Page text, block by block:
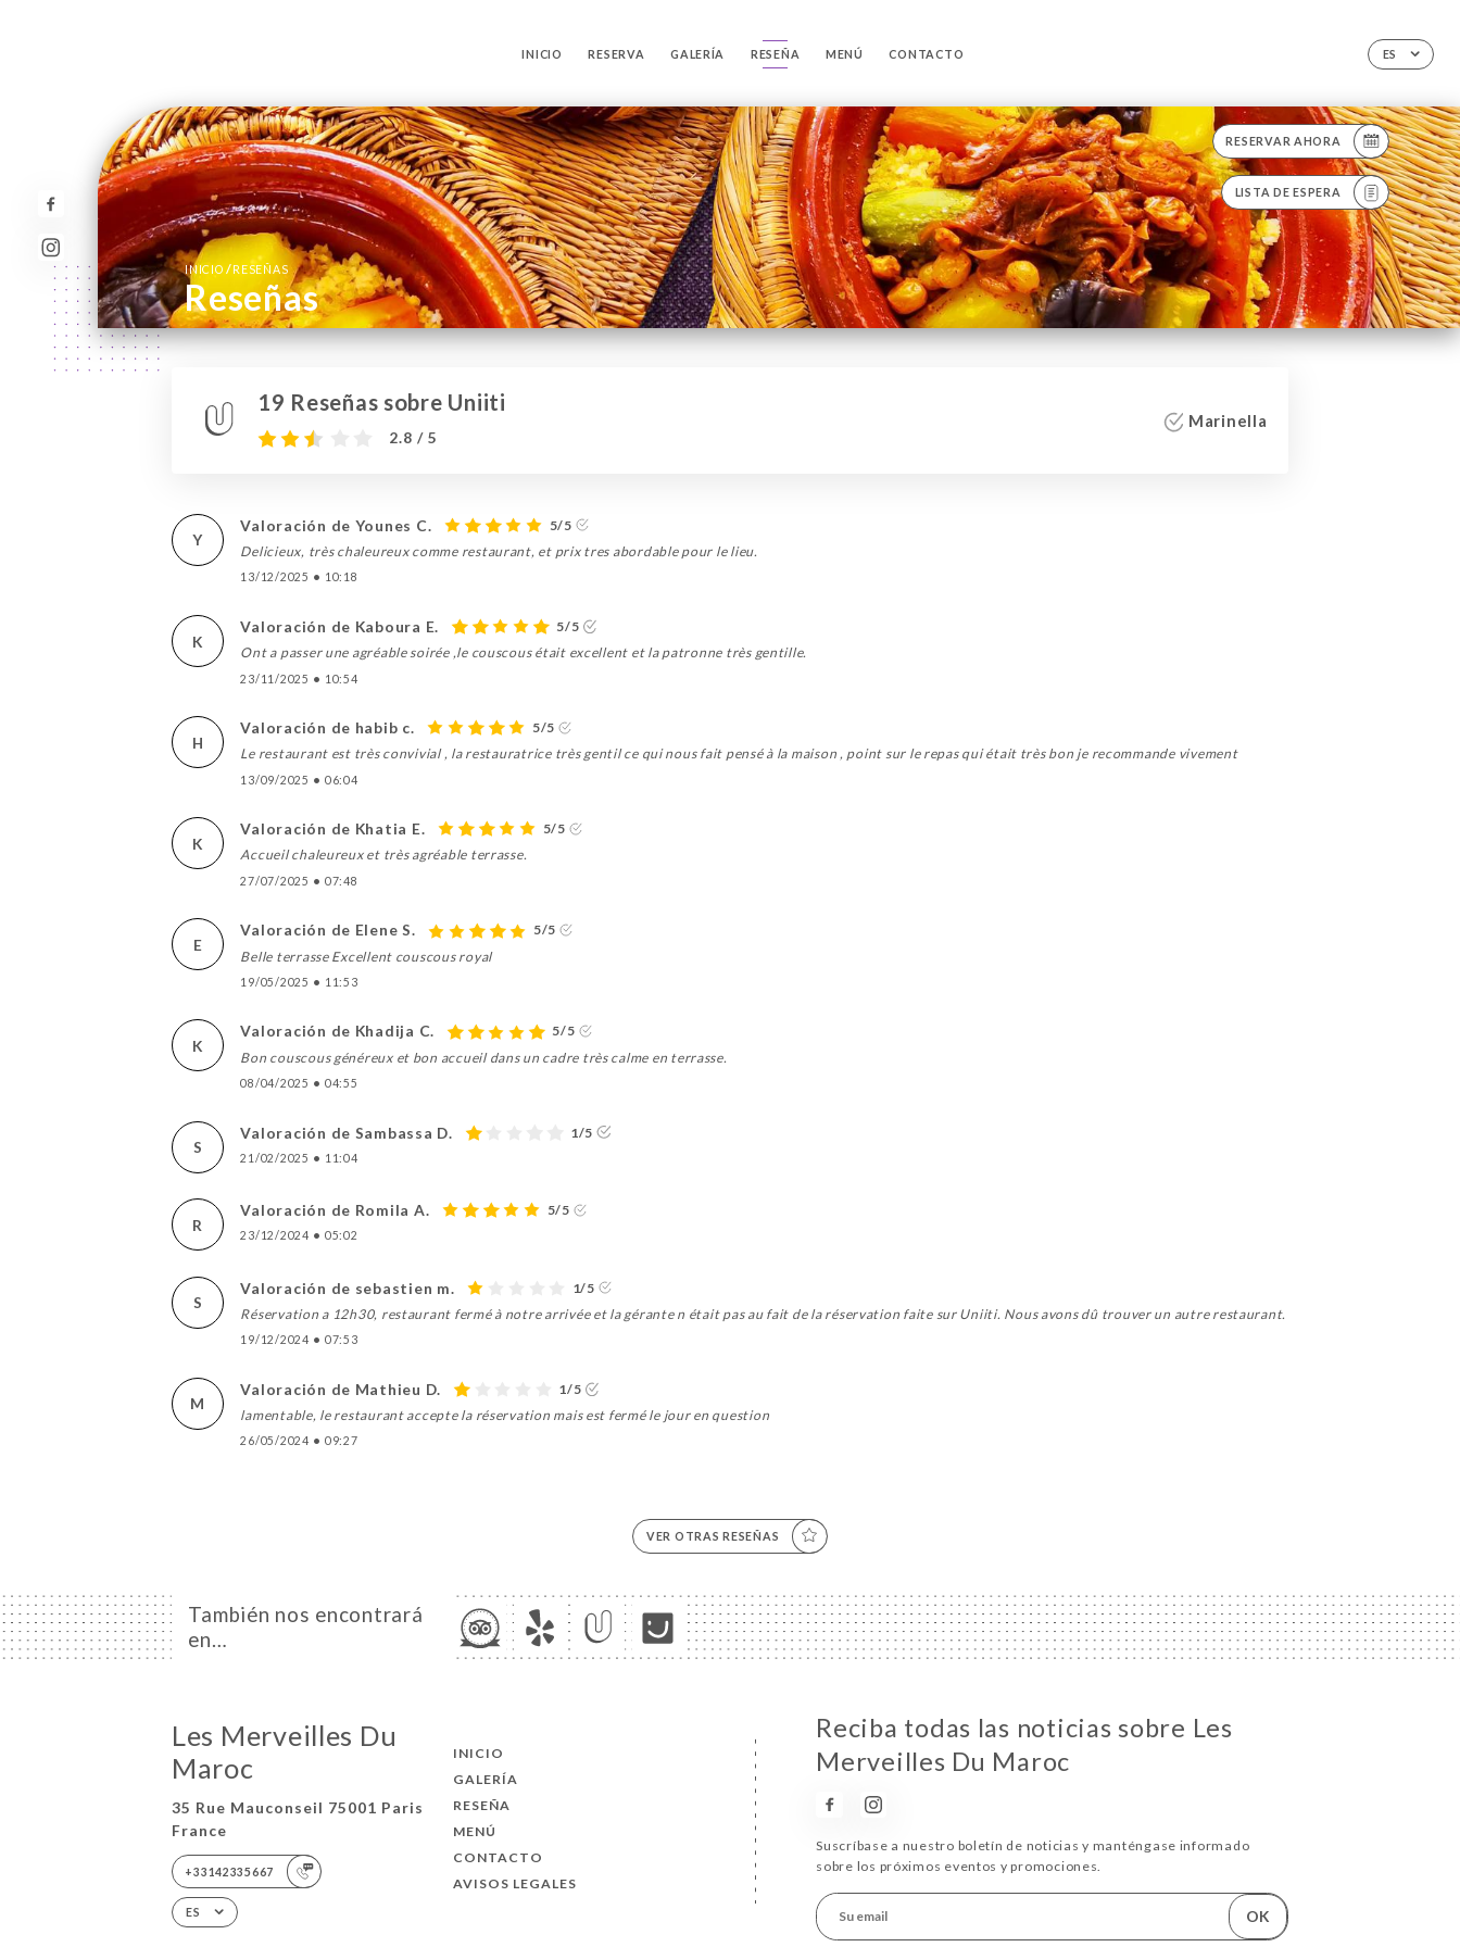
ES
INICIO RESERVA GALERÍA RESEÑA MENÚ CONTACTO
RESERVAR AHORA
LISTA DE ESPERA
INICIO/ RESEÑAS
Reseñas
19 Reseñas sobre Uniiti
2.8 / 5
Marinella
Y
Valoración de Younes C.
5/5
Delicieux, très chaleureux comme restaurant, et prix tres abordable pour le lieu.
13/12/2025 • 10:18
K
Valoración de Kaboura E.
5/5
Ont a passer une agréable soirée ,le couscous était excellent et la patronne très gentille.
23/11/2025 • 10:54
H
Valoración de habib c.
5/5
Le restaurant est très convivial , la restauratrice très gentil ce qui nous fait pensé à la maison , point sur le repas qui était très bon je recommande vivement
13/09/2025 • 06:04
K
Valoración de Khatia E.
5/5
Accueil chaleureux et très agréable terrasse.
27/07/2025 • 07:48
E
Valoración de Elene S.
5/5
Belle terrasse Excellent couscous royal
19/05/2025 • 11:53
K
Valoración de Khadija C.
5/5
Bon couscous généreux et bon accueil dans un cadre très calme en terrasse.
08/04/2025 • 04:55
S
Valoración de Sambassa D. 1/5
21/02/2025 • 11:04
R
Valoración de Romila A. 5/5
23/12/2024 • 05:02
S
Valoración de sebastien m.
1/5
Réservation a 12h30, restaurant fermé à notre arrivée et la gérante n était pas au fait de la réservation faite sur Uniiti. Nous avons dû trouver un autre restaurant.
19/12/2024 • 07:53
M
Valoración de Mathieu D.
1/5
lamentable, le restaurant accepte la réservation mais est fermé le jour en question
26/05/2024 • 09:27
VER OTRAS RESEÑAS
También nos encontrará
en…
Les Merveilles Du
Maroc
35 Rue Mauconseil 75001 Paris
France
+33142335667
ES
INICIO
GALERÍA
RESEÑA
MENÚ
CONTACTO
AVISOS LEGALES
Reciba todas las noticias sobre Les
Merveilles Du Maroc
Suscríbase a nuestro boletín de noticias y manténgase informado
sobre los próximos eventos y promociones.
OK